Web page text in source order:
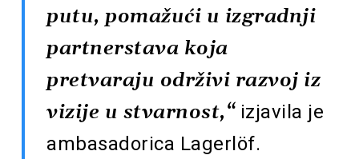
putu, pomažući u izgradnji
partnerstava koja
pretvaraju održivi razvoj iz
vizije u stvarnost,“izjavila je
ambasadorica Lagerlöf.